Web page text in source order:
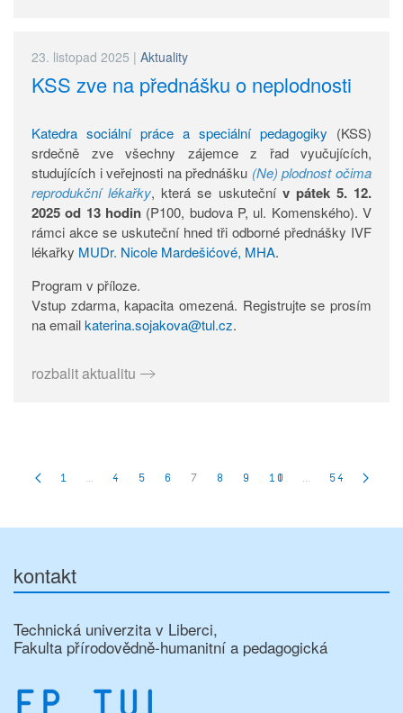
23. listopad 2025 | Aktuality
KSS zve na přednášku o neplodnosti
Katedra sociální práce a speciální pedagogiky (KSS)
srdečně zve všechny zájemce z řad vyučujících,
studujících i veřejnosti na přednášku (Ne) plodnost očima
reprodukční lékařky, která se uskuteční v pátek 5. 12.
2025 od 13 hodin (P100, budova P, ul. Komenského). V
rámci akce se uskuteční hned tři odborné přednášky IVF
lékařky MUDr. Nicole Mardešićové, MHA.
Program v příloze.
Vstup zdarma, kapacita omezená. Registrujte se prosím
na emailkaterina.sojakova@tul.cz.
rozbalit aktualitu
1 … 4 5 6 7 8 9 10 … 54
kontakt
Technická univerzita v Liberci,
Fakulta přírodovědně-humanitní a pedagogická